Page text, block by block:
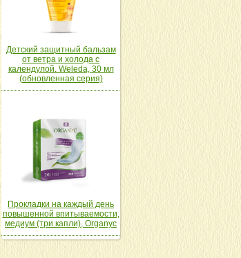
Детский защитный бальзам
от ветра и холода с
календулой. Weleda, 30 мл
(обновленная серия)
Прокладки на каждый день
повышенной впитываемости,
медиум (три капли), Organyc